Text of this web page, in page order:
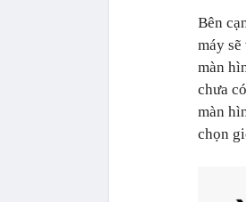
Bên
máy
màn
chưa
màn
chọn